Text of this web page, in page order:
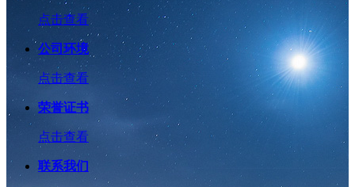
点击查看
公司环境
点击查看
荣誉证书
点击查看
联系我们